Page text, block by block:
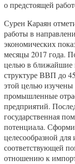
о предстоящей
Сурен Караян
работы в
экономических
месяцы 2017 года.
целью в ближайшие
структуре ВВП до
этой целью
промышленные
предприятий.
государственная
потенциала.
целесообразной
соответствующей
отношению к